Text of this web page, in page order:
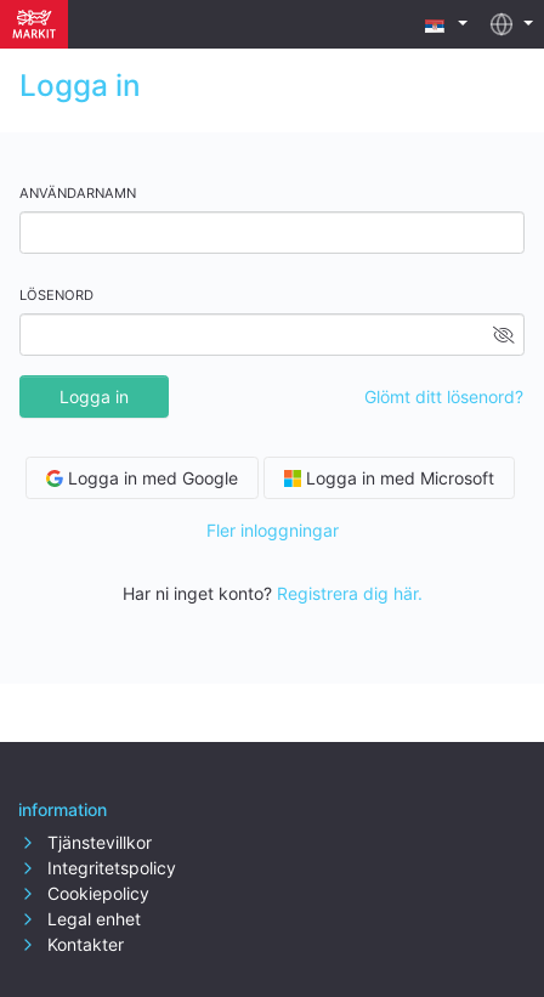
Logga in
ANVÄNDARNAMN
LÖSENORD
Logga in Glömt ditt lösenord?
Logga in med Google Logga in med Microsoft
Fler inloggningar
Har ni inget konto? Registrera dig här.
information
Tjänstevillkor
Integritetspolicy
Cookiepolicy
Legal enhet
Kontakter